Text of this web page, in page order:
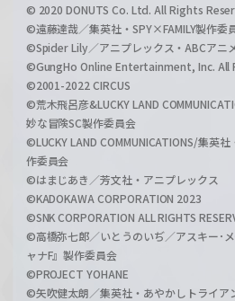
© 2020 DONUTS Co. Ltd. All Rights
©遠藤達哉／集英社・SPY×FAMILY製作委
©Spider Lily／アニプレックス・ABCアニ
©GungHo Online Entertainment, Inc. All
©2001-2022 CIRCUS
©荒木飛呂彦&LUCKY LAND
妙な冒険SC製作委員会
©LUCKY LAND COMMUNICATIONS/集英
作委員会
©はまじあき／芳文社・アニプレックス
©KADOKAWA CORPORATION 2023
©SNK CORPORATION ALL RIGHTS
©高橋弥七郎／いとうのいぢ／アスキー･
ャナF』製作委員会
©PROJECT YOHANE
©矢吹健太朗／集英社・あやかしトライア